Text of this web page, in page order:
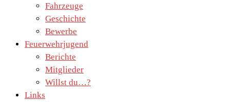
Fahrzeuge
Geschichte
Bewerbe
Feuerwehrjugend
Berichte
Mitglieder
Willst du…?
Links